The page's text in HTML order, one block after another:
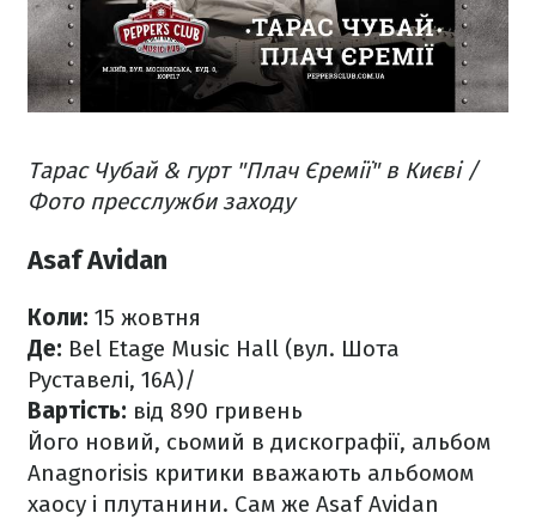
Тарас Чубай & гурт "Плач Єремії" в Києві /
Фото пресслужби заходу
Asaf Avidan
Коли: 15 жовтня
Де: Bel Etage Music Hall (вул. Шота
Руставелі, 16А)/
Вартість: від 890 гривень
Його новий, сьомий в дискографії, альбом
Anagnorisis критики вважають альбомом
хаосу і плутанини. Сам же Asaf Avidan